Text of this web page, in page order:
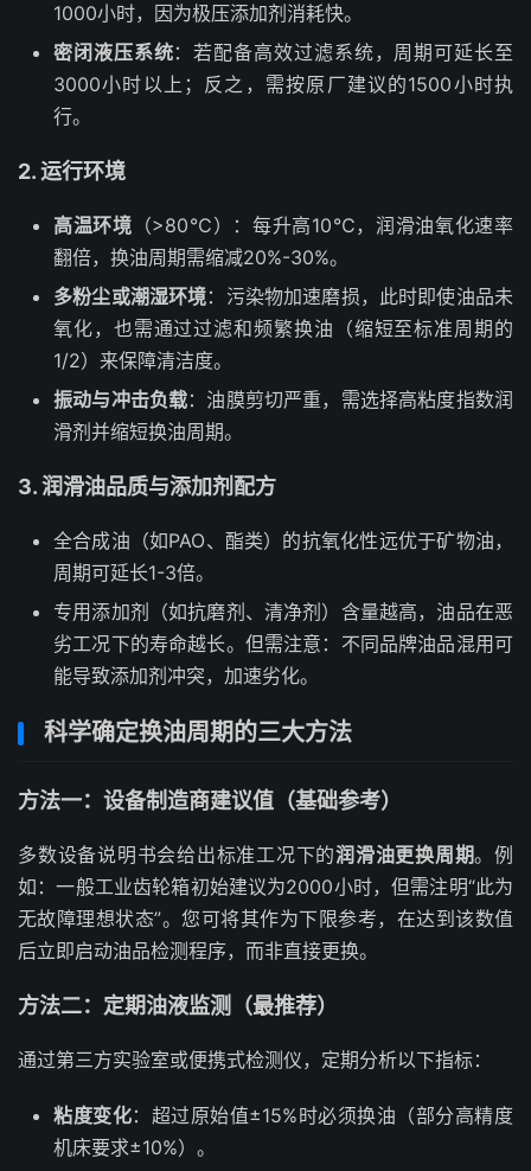
1000小时，因为极压添加剂消耗快。
密闭液压系统：若配备高效过滤系统，周期可延长至
3000小时以上；反之，需按原厂建议的1500小时执
行。
2. 运行环境
高温环境 （>80℃）：每升高10℃，润滑油氧化速率
翻倍，换油周期需缩减20%-30%。
多粉尘或潮湿环境：污染物加速磨损，此时即使油品未
氧化，也需通过过滤和频繁换油（缩短至标准周期的
1/2）来保障清洁度。
振动与冲击负载：油膜剪切严重，需选择高粘度指数润
滑剂并缩短换油周期。
3. 润滑油品质与添加剂配方
全合成油（如PAO、酯类）的抗氧化性远优于矿物油，
周期可延长1-3倍。
专用添加剂（如抗磨剂、清净剂）含量越高，油品在恶
劣工况下的寿命越长。但需注意：不同品牌油品混用可
能导致添加剂冲突，加速劣化。
科学确定换油周期的三大方法
方法一：设备制造商建议值（基础参考）
多数设备说明书会给出标准工况下的润滑油更换周期。例
如：一般工业齿轮箱初始建议为2000小时，但需注明“此为
无故障理想状态”。您可将其作为下限参考，在达到该数值
后立即启动油品检测程序，而非直接更换。
方法二：定期油液监测（最推荐）
通过第三方实验室或便携式检测仪，定期分析以下指标：
粘度变化：超过原始值±15%时必须换油（部分高精度
机床要求±10%）。